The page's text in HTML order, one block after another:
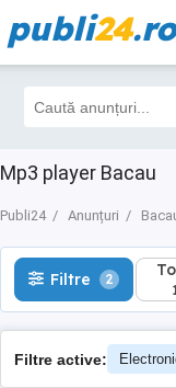
publi24.ro
Mp3 player Bacau
Publi24 Anunțuri
Filtre 2
11
Filtre 2
Filtre active: